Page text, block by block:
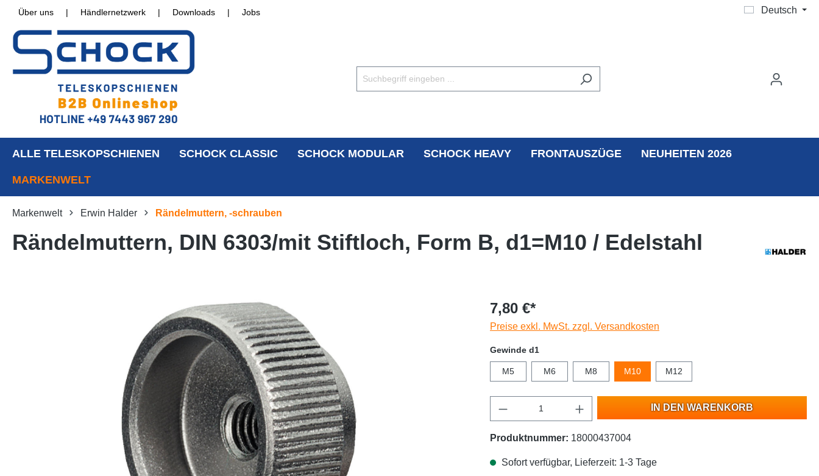
Über uns | Händlernetzwerk | Downloads | Jobs Deutsch
ALLE TELESKOPSCHIENEN SCHOCK CLASSIC SCHOCK MODULAR SCHOCK HEAVY FRONTAUSZÜGE NEUHEITEN 2026
MARKENWELT
Markenwelt Erwin Halder Rändelmuttern, -schrauben
Rändelmuttern, DIN 6303/mit Stiftloch, Form B, d1=M10 / Edelstahl
7,80 €*
Preise exkl. MwSt. zzgl. Versandkosten
Gewinde d1
M5 M6 M8 M10 M12
IN DEN WARENKORB
Produktnummer: 18000437004
Sofort verfügbar, Lieferzeit: 1-3 Tage